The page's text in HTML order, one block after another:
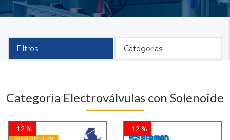
Filtros Categorias
Categoria Electroválvulas con Solenoide
- 12 % - 12 %